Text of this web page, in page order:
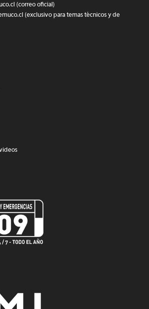
(correo oficial)
(exclusivo para temas técnicos y de